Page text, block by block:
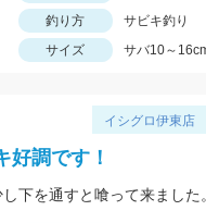
釣り方
サビキ釣り
サイズ サバ10～
イシグロ伊東店
好調です！
下を通すと喰って来ました。